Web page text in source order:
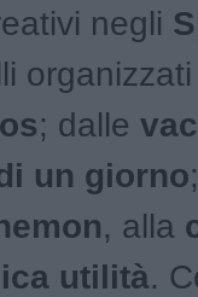
negli
; dalle
un giorno
, alla
utilità.